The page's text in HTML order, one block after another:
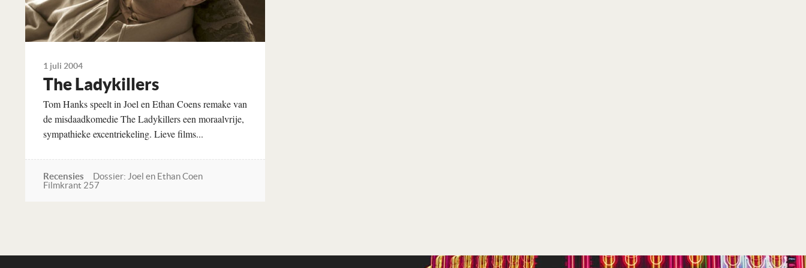
1 juli 2004
The Ladykillers
Tom Hanks speelt in Joel en Ethan Coens remake van
de misdaadkomedie The Ladykillers een moraalvrije,
sympathieke excentriekeling. Lieve films...
Recensies
Dossier: Joel en Ethan Coen
Filmkrant 257